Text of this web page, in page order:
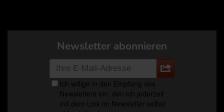
Newsletter abonnieren